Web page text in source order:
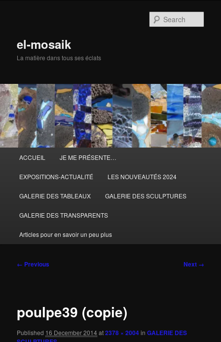
el-mosaik
La matière dans tous ses éclats
ACCUEIL JE ME PRÉSENTE…
EXPOSITIONS-ACTUALITÉ LES NOUVEAUTÉS 2024
GALERIE DES TABLEAUX GALERIE DES SCULPTURES
GALERIE DES TRANSPARENTS
Articles pour en savoir un peu plus
Image
← Previous Next →
poulpe39 (copie)
Published 16 December 2014at2378 × 2004inGALERIE DES